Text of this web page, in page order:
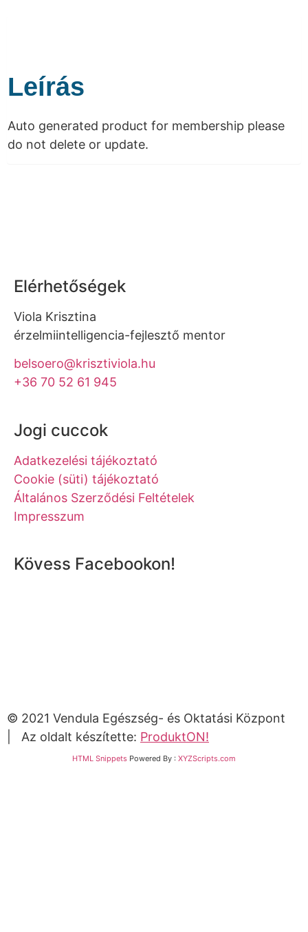
Leírás
Auto generated product for membership please
do not delete or update.
Elérhetőségek
Viola Krisztina
érzelmiintelligencia-fejlesztő mentor
belsoero@krisztiviola.hu
+36 70 52 61 945
Jogi cuccok
Adatkezelési tájékoztató
Cookie (süti) tájékoztató
Általános Szerződési Feltételek
Impresszum
Kövess Facebookon!
© 2021 Vendula Egészség- és Oktatási Központ
| Az oldalt készítette: ProduktON!
HTML Snippets Powered By : XYZScripts.com